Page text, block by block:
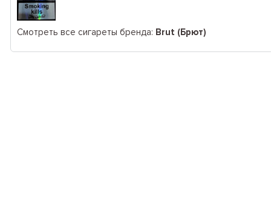
Смотреть все сигареты бренда: Brut (Брют)